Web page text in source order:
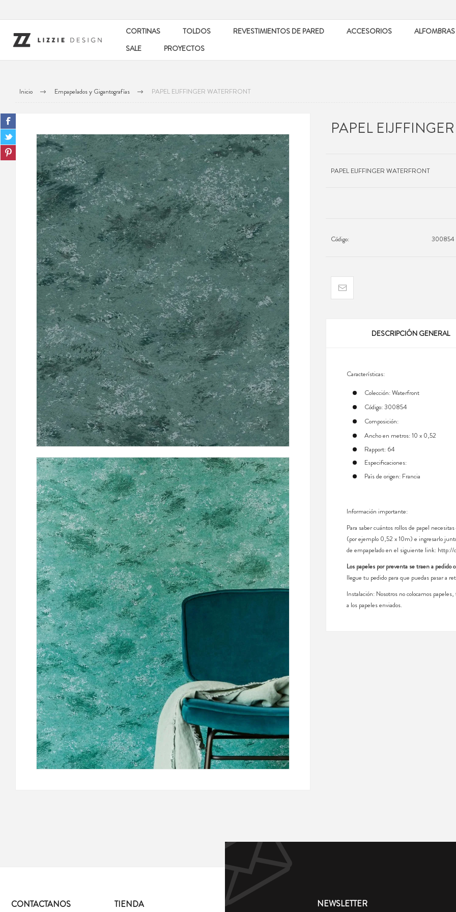
CORTINAS TOLDOS REVESTIMIENTOS DE PARED ACCESORIOS ALFOMBRAS
SALE
PROYECTOS
Inicio Empapelados y Gigantografías PAPEL EIJFFINGER WATERFRONT
PAPEL
PAPEL EIJFFINGER WATERFRONT
Código: 300854
DESCRIPCIÓN GENERAL
Características:
Colección: Waterfront
Código: 300854
Composición:
Ancho en metros: 10 x 0,52
Rapport: 64
Especificaciones:
País de origen: Francia
Información importante:
Para saber cuántos rollos de papel
(por ejemplo 0,52 x 10m) e ingresarlo
de empapelado en el siguiente link: http://
Los papeles por preventa se traen a
llegue tu pedido para que puedas pasar a
Instalación: Nosotros no colocamos
a los papeles enviados.
NEWSLETTER
CONTACTANOS TIENDA